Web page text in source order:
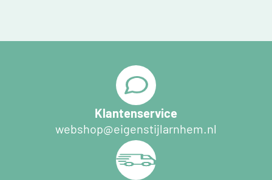
Klantenservice
webshop@eigenstijlarnhem.nl